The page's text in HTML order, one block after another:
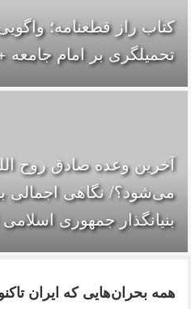
کتاب راز قطعنامه؛
تحمیلگری بر امام جامعه
آخرین وعده صادق روح
می‌شود؟/ نگاهی
بنیانگذار جمهوری اسلامی
همه بحران‌هایی که ایران